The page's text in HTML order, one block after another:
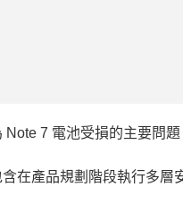
7 電池受損的主要問
在產品規劃階段執行多